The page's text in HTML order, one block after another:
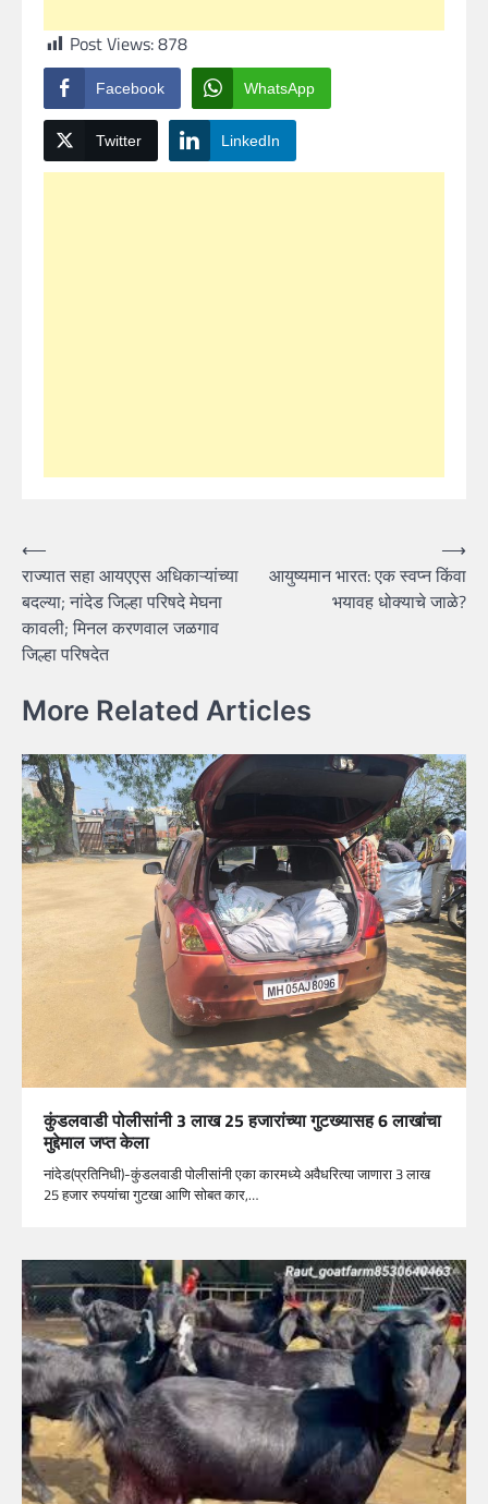
Post Views:878
Facebook WhatsApp
Twitter LinkedIn
Post
navigation
⟵
राज्यात सहा आयएएस अधिकाऱ्यांच्या
बदल्या; नांदेड जिल्हा परिषदे मेघना
कावली; मिनल करणवाल जळगाव
जिल्हा परिषदेत
आयुष्यमान भारत: एक स्वप्न किंवा
भयावह धोक्याचे जाळे?
⟶
More Related Articles
कुंडलवाडी पोलीसांनी 3 लाख 25 हजारांच्या गुटख्यासह 6 लाखांचा
मुद्देमाल जप्त केला
नांदेड(प्रतिनिधी)-कुंडलवाडी पोलीसांनी एका कारमध्ये अवैधरित्या जाणारा 3 लाख
25 हजार रुपयांचा गुटखा आणि सोबत कार,…